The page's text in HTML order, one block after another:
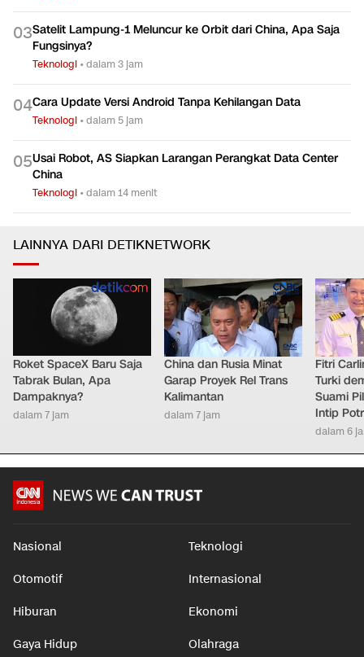
03Satelit Lampung-1 Meluncur ke Orbit dari China, Apa Saja
Fungsinya?
Teknologi •dalam 3 jam
04Cara Update Versi Android Tanpa Kehilangan Data
Teknologi •dalam 5 jam
05Usai Robot, AS Siapkan Larangan Perangkat Data Center
China
Teknologi •dalam 14 menit
LAINNYA DARI DETIKNETWORK
Roket SpaceX Baru Saja
Tabrak Bulan, Apa
Dampaknya?
dalam 7 jam
China dan Rusia Minat
Garap Proyek Rel Trans
Kalimantan
dalam 7 jam
Fitri
Turki
Suami
Intip
dalam 6
Nasional Teknologi
Otomotif Internasional
Hiburan Ekonomi
Gaya Hidup Olahraga